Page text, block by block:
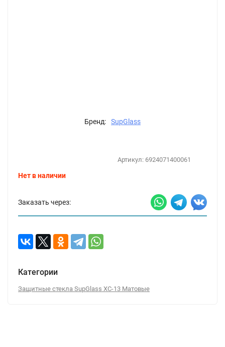
Бренд: SupGlass
Артикул: 6924071400061
Нет в наличии
Заказать через:
Категории
Защитные стекла SupGlass XC-13 Матовые